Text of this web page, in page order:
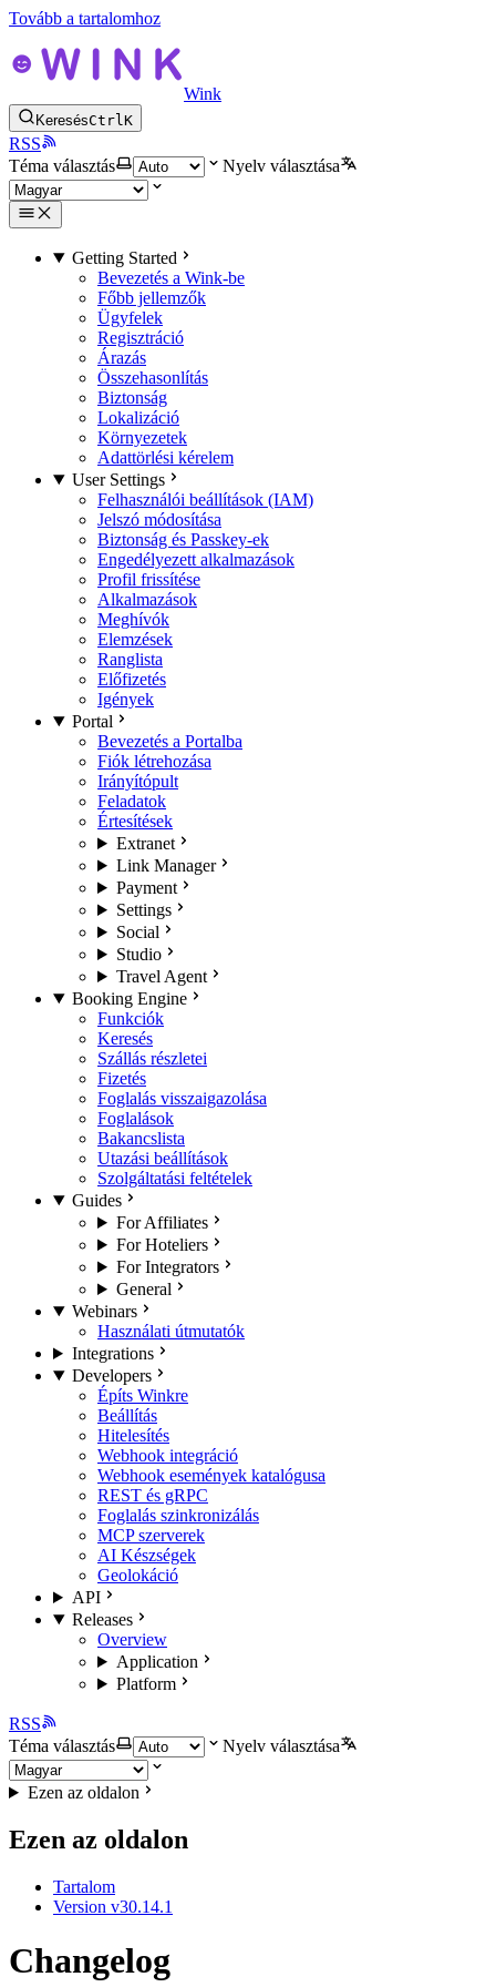
Tovább a tartalomhoz
Wink
KeresésCtrlK
RSS
Téma választás
Nyelv választása
Getting Started
Bevezetés a Wink-be
Főbb jellemzők
Ügyfelek
Regisztráció
Árazás
Összehasonlítás
Biztonság
Lokalizáció
Környezetek
Adattörlési kérelem
User Settings
Felhasználói beállítások (IAM)
Jelszó módosítása
Biztonság és Passkey-ek
Engedélyezett alkalmazások
Profil frissítése
Alkalmazások
Meghívók
Elemzések
Ranglista
Előfizetés
Igények
Portal
Bevezetés a Portalba
Fiók létrehozása
Irányítópult
Feladatok
Értesítések
Extranet
Link Manager
Payment
Settings
Social
Studio
Travel Agent
Booking Engine
Funkciók
Keresés
Szállás részletei
Fizetés
Foglalás visszaigazolása
Foglalások
Bakancslista
Utazási beállítások
Szolgáltatási feltételek
Guides
For Affiliates
For Hoteliers
For Integrators
General
Webinars
Használati útmutatók
Integrations
Developers
Építs Winkre
Beállítás
Hitelesítés
Webhook integráció
Webhook események katalógusa
REST és gRPC
Foglalás szinkronizálás
MCP szerverek
AI Készségek
Geolokáció
API
Releases
Overview
Application
Platform
RSS
Téma választás
Nyelv választása
Ezen az oldalon
Ezen az oldalon
Tartalom
Version v30.14.1
Changelog